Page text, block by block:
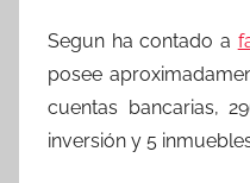
Segun ha contado a
posee
cuentas bancarias,
inversión y 5